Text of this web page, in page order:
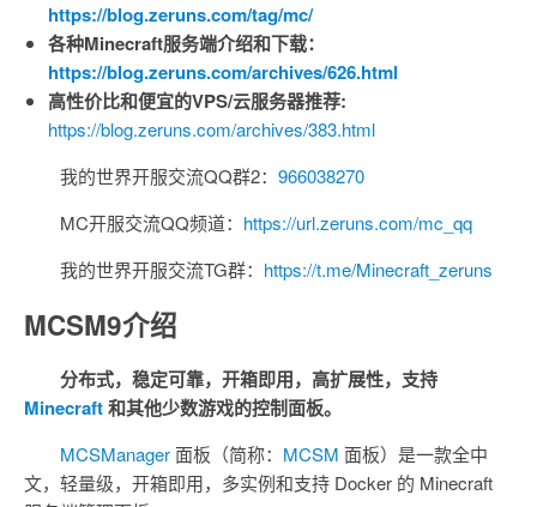
https://blog.zeruns.com/tag/mc/
各种Minecraft服务端介绍和下载：
https://blog.zeruns.com/archives/626.html
高性价比和便宜的VPS/云服务器推荐:
https://blog.zeruns.com/archives/383.html
我的世界开服交流QQ群2： 966038270
MC开服交流QQ频道： https://url.zeruns.com/mc_qq
我的世界开服交流TG群： https://t.me/Minecraft_zeruns
MCSM9介绍
分布式，稳定可靠，开箱即用，高扩展性，支持
Minecraft和其他少数游戏的控制面板。
MCSManager面板（简称： MCSM 面板）是一款全中
文，轻量级，开箱即用，多实例和支持 Docker 的 Minecraft